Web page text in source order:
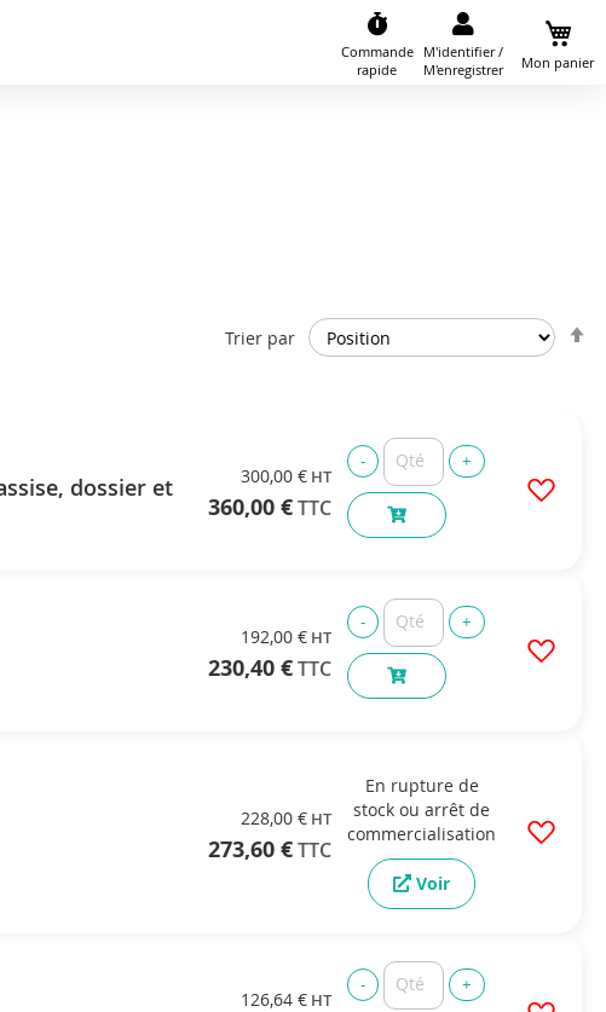
Commande
rapide
Mon panier
M'identifier /
M'enregistrer
Trier par
dossier et
300,00 €
360,00 €
192,00 €
230,40 €
228,00 €
273,60 €
En rupture de
stock ou arrêt de
commercialisation
Voir
126,64 €